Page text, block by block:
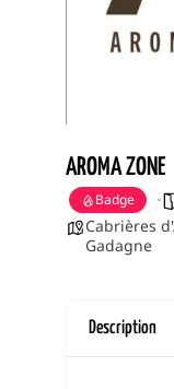
AROMA ZONE
Badge
Cabrières
Gadagne
Description